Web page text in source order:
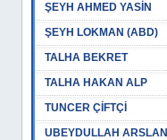
ŞEYH AHMED YASİN
ŞEYH LOKMAN (ABD)
TALHA BEKRET
TALHA HAKAN ALP
TUNCER ÇİFTÇİ
UBEYDULLAH ARSLAN